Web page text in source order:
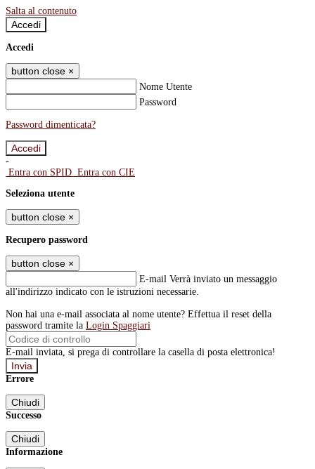
Salta al contenuto
Accedi
Accedi
button close ×
Nome Utente
Password
Password dimenticata?
-
Entra con SPID Entra con CIE
Seleziona utente
button close ×
Recupero password
button close ×
E-mail Verrà inviato un messaggio
all'indirizzo indicato con le istruzioni necessarie.
Non hai una e-mail associata al nome utente? Effettua il reset della
password tramite la Login Spaggiari
E-mail inviata, si prega di controllare la casella di posta elettronica!
Errore
Chiudi
Successo
Chiudi
Informazione